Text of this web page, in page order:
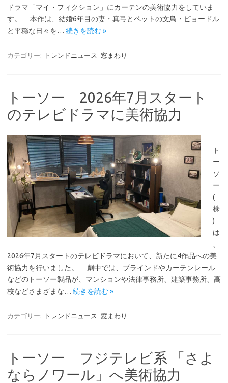
ドラマ「マイ・フィクション」にカーテンの美術協力をしていま
す。 本作は、結婚6年目の妻・真弓とペットの文鳥・ピョードル
と平穏な日々を… 続きを読む »
カテゴリー: トレンドニュース 窓まわり
トーソー 2026年7月スタート
のテレビドラマに美術協力
ト
ー
ソ
ー
(
株
)
は
2026年7月スタートのテレビドラマにおいて、新たに4作品への美
術協力を行いました。 劇中では、ブラインドやカーテンレール
などのトーソー製品が、マンションや法律事務所、建築事務所、高
校などさまざまな… 続きを読む »
カテゴリー: トレンドニュース 窓まわり
トーソー フジテレビ系 「さよ
ならノワール」へ美術協力